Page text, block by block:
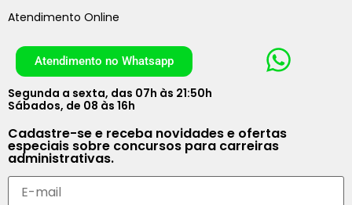
Atendimento Online
Atendimento no Whatsapp
Segunda a sexta, das 07h às 21:50h
Sábados, de 08 às 16h
Cadastre-se e receba novidades e ofertas
especiais sobre concursos para carreiras
administrativas.